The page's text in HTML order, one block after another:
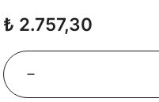
₺ 2.757,30